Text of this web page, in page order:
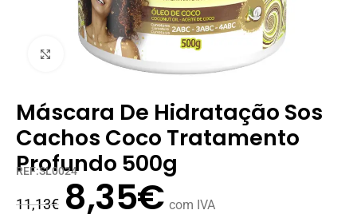
Clique para ampliar
Máscara De Hidratação Sos
Cachos Coco Tratamento
Profundo 500g
REF:SL0024
11,13€ 8,35€ com IVA